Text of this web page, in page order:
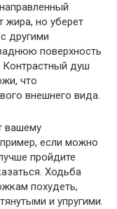
жира, но уберет
другими
поверхность
Контрастный душ
что
внешнего вида.
вашему
если можно
пройдите
Ходьба
похудеть,
и упругими.